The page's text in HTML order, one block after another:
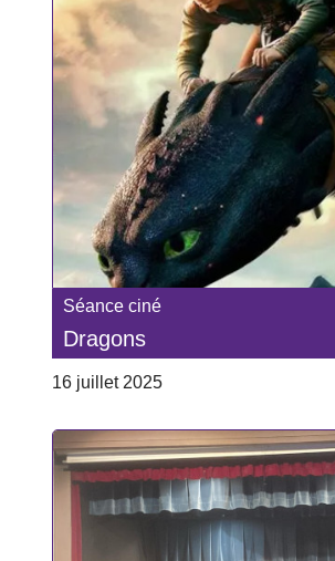
Séance ciné
Dragons
16 juillet 2025